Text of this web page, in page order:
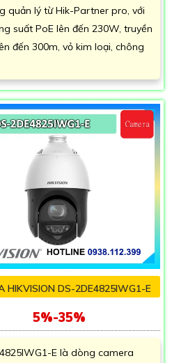
quản lý từ Hik-Partner pro, với
suất PoE lên đến 230W, truyền
đến 300m, vỏ kim loại, chông
HIKVISION DS-2DE4825IWG1-E
5%-35%
E là dòng camera